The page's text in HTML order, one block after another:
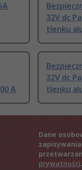
32V dc
tlenku
A
32V dc
tlenku
Dane
prywatności.